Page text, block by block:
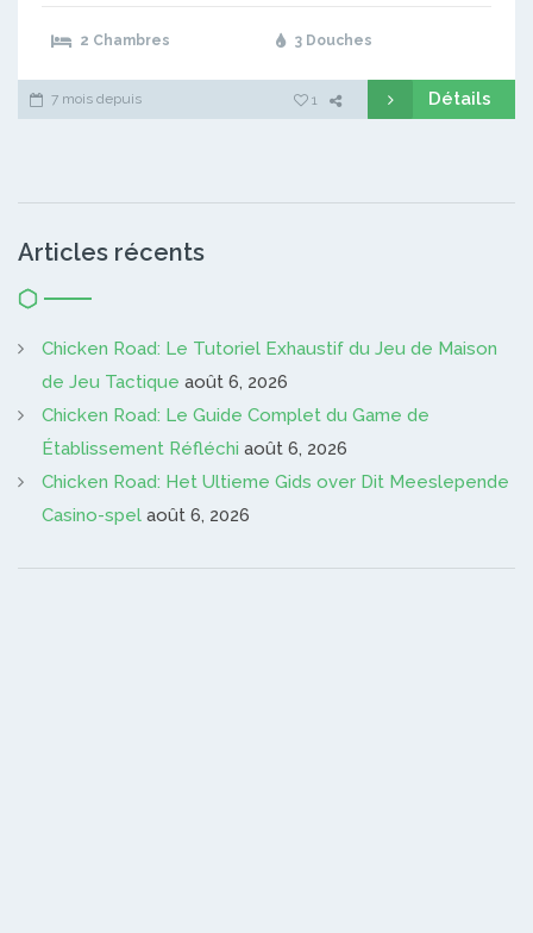
2 Chambres 3 Douches
7 mois depuis 1 Détails
Articles récents
Chicken Road: Le Tutoriel Exhaustif du Jeu de Maison
de Jeu Tactique août 6, 2026
Chicken Road: Le Guide Complet du Game de
Établissement Réfléchi août 6, 2026
Chicken Road: Het Ultieme Gids over Dit Meeslepende
Casino-spel août 6, 2026